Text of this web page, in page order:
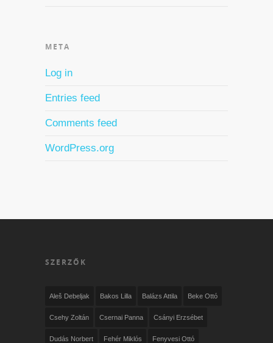
META
Log in
Entries feed
Comments feed
WordPress.org
SZERZŐK
Aleš Debeljak Bakos Lilla Balázs Attila Beke Ottó
Csehy Zoltán Csernai Panna Csányi Erzsébet
Dudás Norbert Fehér Miklós Fenyvesi Ottó